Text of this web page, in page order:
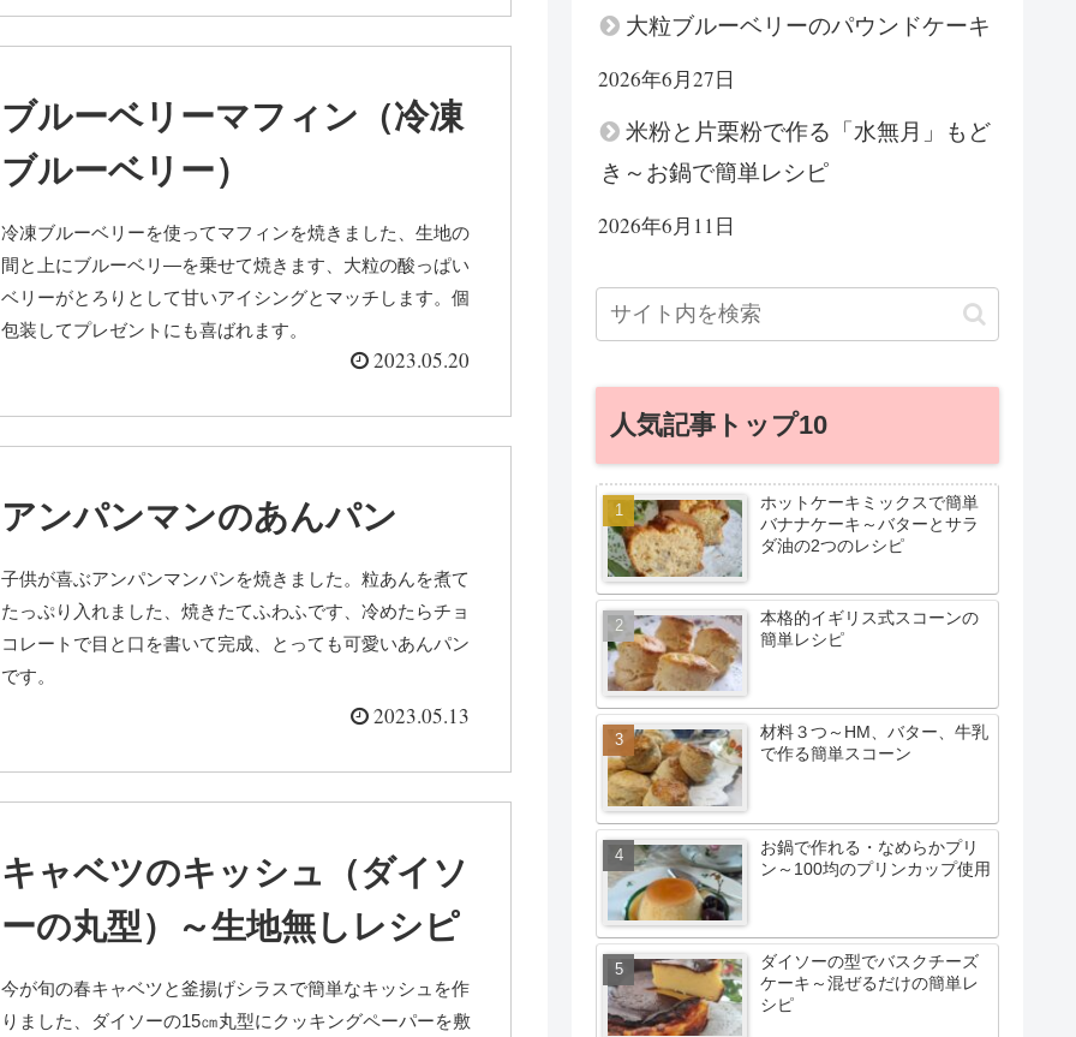
ブルーベリーマフィン（冷凍
ブルーベリー）
冷凍ブルーベリーを使ってマフィンを焼きました、生地の
間と上にブルーベリ―を乗せて焼きます、大粒の酸っぱい
ベリーがとろりとして甘いアイシングとマッチします。個
包装してプレゼントにも喜ばれます。
2023.05.20
アンパンマンのあんパン
子供が喜ぶアンパンマンパンを焼きました。粒あんを煮て
たっぷり入れました、焼きたてふわふです、冷めたらチョ
コレートで目と口を書いて完成、とっても可愛いあんパン
です。
2023.05.13
キャベツのキッシュ（ダイソ
ーの丸型）～生地無しレシピ
今が旬の春キャベツと釜揚げシラスで簡単なキッシュを作
りました、ダイソーの15㎝丸型にクッキングペーパーを敷
大粒ブルーベリーのパウンドケーキ
2026年6月27日
米粉と片栗粉で作る「水無月」もど
き～お鍋で簡単レシピ
2026年6月11日
人気記事トップ10
ホットケーキミックスで簡単
バナナケーキ～バターとサラ
ダ油の2つのレシピ
本格的イギリス式スコーンの
簡単レシピ
材料３つ～HM、バター、牛乳
で作る簡単スコーン
お鍋で作れる・なめらかプリ
ン～100均のプリンカップ使用
ダイソーの型でバスクチーズ
ケーキ～混ぜるだけの簡単レ
シピ